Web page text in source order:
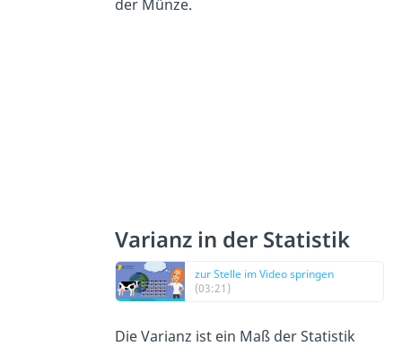
der Münze.
Varianz in der Statistik
zur Stelle im Video springen
(03:21)
Die Varianz ist ein Maß der Statistik